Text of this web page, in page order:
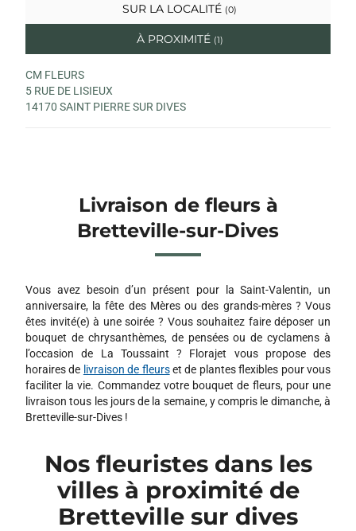
SUR LA LOCALITÉ (0)
À PROXIMITÉ (1)
CM FLEURS
5 RUE DE LISIEUX
14170 SAINT PIERRE SUR DIVES
Livraison de fleurs à
Bretteville-sur-Dives
Vous avez besoin d’un présent pour la Saint-Valentin, un
anniversaire, la fête des Mères ou des grands-mères ? Vous
êtes invité(e) à une soirée ? Vous souhaitez faire déposer un
bouquet de chrysanthèmes, de pensées ou de cyclamens à
l’occasion de La Toussaint ? Florajet vous propose des
horaires de livraison de fleurset de plantes flexibles pour vous
faciliter la vie. Commandez votre bouquet de fleurs, pour une
livraison tous les jours de la semaine, y compris le dimanche, à
Bretteville-sur-Dives !
Nos fleuristes dans les
villes à proximité de
Bretteville sur dives